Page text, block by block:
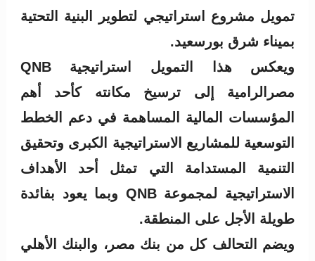
تمويل مشروع استراتيجي لتطوير البنية التحتية
بميناء شرق بورسعيد.
ويعكس هذا التمويل استراتيجية QNB
مصرالرامية إلى ترسيخ مكانته كأحد أهم
المؤسسات المالية المساهمة في دعم الخطط
التوسعية للمشاريع الاستراتيجية الكبرى وتحقيق
التنمية المستدامة التي تمثل أحد الأهداف
الاستراتيجية لمجموعة QNB وبما يعود بفائدة
طويلة الأجل على المنطقة.
ويضم التحالف كل من بنك مصر، والبنك الأهلي